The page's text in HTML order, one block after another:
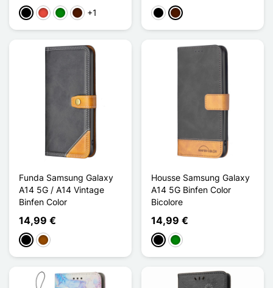
NegroRojoVerdeMarrón oscuro
+1 NegroMarrón oscuro
Funda Samsung Galaxy
A14 5G / A14 Vintage
Binfen Color
14,99 €
NegroMarrón
Housse Samsung Galaxy
A14 5G Binfen Color
Bicolore
14,99 €
NegroVerde